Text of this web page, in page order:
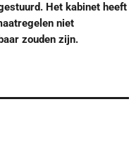
Het kabinet heeft
niet
zouden zijn.